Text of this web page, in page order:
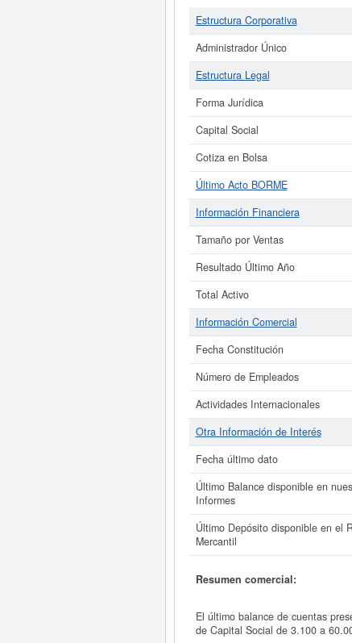
Estructura Corporativa
Administrador Único
Estructura Legal
Forma Jurídica
Capital Social
Cotiza en Bolsa
Último Acto BORME
Información Financiera
Tamaño por Ventas
Resultado Último Año
Total Activo
Información Comercial
Fecha Constitución
Número de Empleados
Actividades Internacionales
Otra Información de Interés
Fecha último dato
Último Balance disponible en
Informes
Último Depósito disponible en el
Mercantil
Resumen comercial:
El último balance de cuentas
de Capital Social de 3.100 a